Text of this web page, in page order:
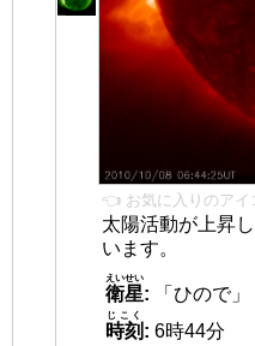
👈 お気に入りのアイ
太陽活動が上昇
います。
衛星
えいせい
:
「ひので」
時刻
じこく
: 6時44分